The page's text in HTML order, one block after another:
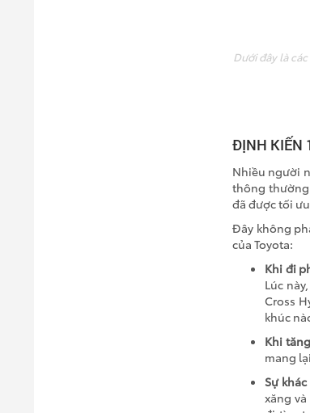
Dưới đây là
ĐỊNH KIẾN
Nhiều người
thông thường
đã được tối
Đây không
của Toyota:
Khi đi
Lúc
Cross
khúc
Khi
mang
Sự
xăng